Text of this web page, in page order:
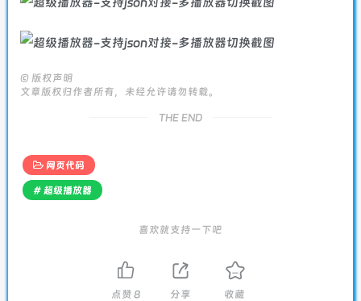
© 版权声明
文章版权归作者所有，未经允许请勿转载。
THE END
网页代码
# 超级播放器
喜欢就支持一下吧
点赞 8 分享 收藏